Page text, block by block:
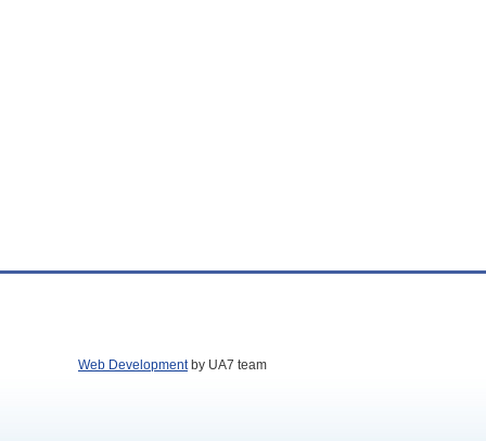
Web Developmentby UA7 team